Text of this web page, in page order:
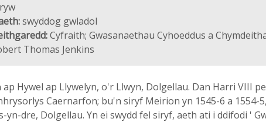
swyddog gwladol
Cyfraith; Gwasanaethau Cyhoeddus a
Thomas Jenkins
ap Hywel ap Llywelyn, o'r Llwyn, Dolgellau. Dan Harri VIII
Caernarfon; bu'n siryf Meirion yn 1545-6 a 1554-
yn-dre, Dolgellau. Yn ei swydd fel siryf, aeth ati i ddifodi '